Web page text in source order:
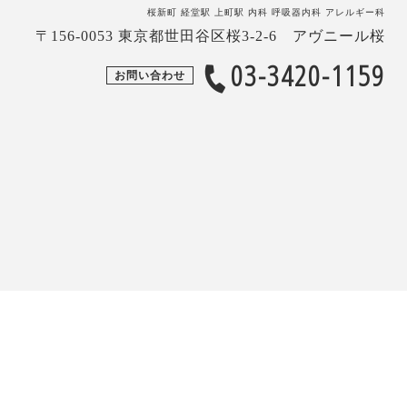
桜新町 経堂駅 上町駅 内科 呼吸器内科 アレルギー科
〒156-0053 東京都世田谷区桜3-2-6 アヴニール桜
お問い合わせ 03-3420-1159